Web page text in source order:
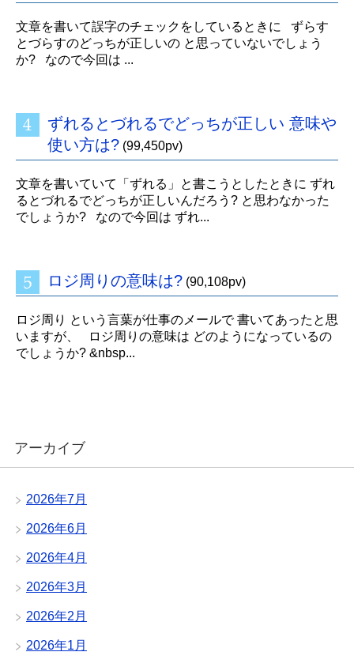
文章を書いて誤字のチェックをしているときに ずらす
とづらすのどっちが正しいの と思っていないでしょう
か? なので今回は ...
ずれるとづれるでどっちが正しい 意味や
使い方は? (99,450pv)
文章を書いていて「ずれる」と書こうとしたときに ずれ
るとづれるでどっちが正しいんだろう? と思わなかった
でしょうか? なので今回は ずれ...
ロジ周りの意味は? (90,108pv)
ロジ周り という言葉が仕事のメールで 書いてあったと思
いますが、 ロジ周りの意味は どのようになっているの
でしょうか? &nbsp...
アーカイブ
2026年7月
2026年6月
2026年4月
2026年3月
2026年2月
2026年1月